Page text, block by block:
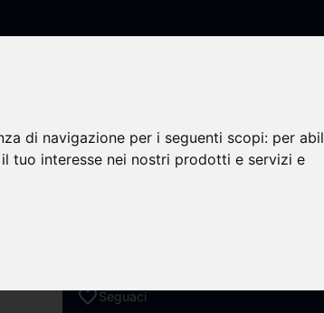
di navigazione per i seguenti scopi: per
tuo interesse nei nostri prodotti e servizi e
Recapiti
favoriteSeguaci